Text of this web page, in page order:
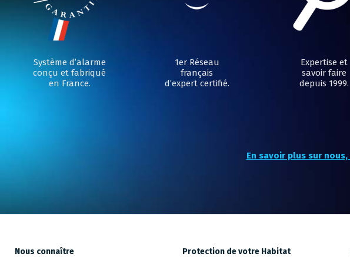
Système d’alarme
conçu et fabriqué
en France.
1er Réseau
français
d’expert certifié.
Expertise et
savoir faire
depuis 1999.
En savoir plus sur
Nous connaître Protection de votre Habitat